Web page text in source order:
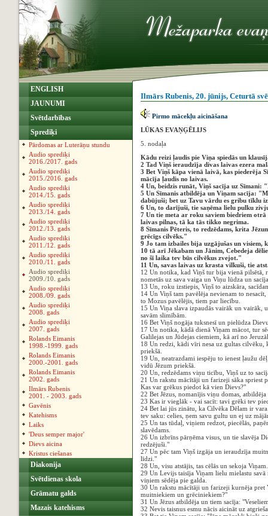
ENGLISH
JAUNUMI
Svētdarbības
Sprediķi
Pārdomas ar Luterāņu stundu
Audio sprediķi
2016./2017. gads
Audio sprediķi
2015./2016. gads
Audio sprediķi
2014./15. gads
Audio sprediķi
2013./14. gads
Audio sprediķi
2012./13. gads
Audio sprediķi
2011./12. gads
Audio sprediķi
2010./11. gads
Audio sprediķi
2009./10. gads
Audio sprediķi
2008./09. gads
Audio sprediķi
2008. gads
Audio sprediķi
2007. gads
Rolands Eimanis
1998.-1999. gads
Rolands Eimanis
2000.-2001. gads
Rolands Eimanis
2002. gads
Ilmārs Rubenis
2001. - 2003. gads
Gavēnis
Katehisms
Laiks
'Deus semper major'
Dievs aicina
Kristus ciešanas
Diakonija
Svētdienas skola
Grāmatu galds
Mazais katehisms
Ilmārs Rubenis, 20. jūnijs, Ceturtā
Pirmo mācekļu aicināšana
LŪKAS EVAŅĢĒLIJS
5. nodaļa
Kādu reizi ļaudis pie Viņa spiedās un
2 Tad Viņš ieraudzīja divas laivas ezera
3 Bet Viņš kāpa vienā laivā, kas piederēja
mācīja ļaudis no laivas.
4 Un, beidzis runāt, Viņš sacīja uz Sīmani:
5 Un Sīmanis atbildēja un Viņam sacīja:
dabūjuši; bet uz Tavu vārdu es gribu tīklu
6 Un, to darījuši, tie saņēma lielu pulku
7 Un tie meta ar roku saviem biedriem
laivas pilnas, tā ka tās tikko negrima.
8 Sīmanis Pēteris, to redzēdams, krita
grēcīgs cilvēks."
9 Jo tam izbailes bija uzgājušas un
10 tā arī Jēkabam un Jānim, Cebedeja
no šī laika tev būs cilvēkus zvejot."
11 Un, savas laivas uz krasta vilkuši, tie
12 Un notika, kad Viņš tur bija vienā pilsētā,
nometās uz sava vaiga un Viņu lūdza un
13 Un, roku izstiepis, Viņš to aizskāra,
14 Un Viņš tam pavēlēja nevienam to
to Mozus pavēlējis, tiem par liecību.
15 Un Viņa slava izpaudās vairāk un vairāk,
savām slimībām.
16 Bet Viņš nogāja tuksnesī un pielūdza
17 Un notika, kādā dienā Viņam mācot, tur
Galilejas un Jūdejas ciemiem, kā arī no
18 Un redzi, kādi vīri nesa uz gultas cilvēku,
priekšā.
19 Un, neatrazdami iespēju to ienest ļaužu
vidū Jēzum priekšā.
20 Un, redzēdams viņu ticību, Viņš uz to
21 Un rakstu mācītāji un farizeji sāka spriest
Kas var grēkus piedot kā vien Dievs?"
22 Bet Jēzus, nomanījis viņu domas,
23 Kas ir vieglāk - vai sacīt: tavi grēki tev
24 Bet lai jūs zinātu, ka Cilvēka Dēlam ir
tev saku: celies, ņem savu gultu un ej uz
25 Un tas tūdaļ, viņiem redzot, piecēlās,
slavēdams.
26 Un izbrīns pārņēma visus, un tie slavēja
redzējuši."
27 Un pēc tam Viņš izgāja un ieraudzīja
līdzi."
28 Un, visu atstājis, tas cēlās un sekoja Viņam.
29 Un Levijs taisīja Viņam lielu mielastu
viņiem sēdēja pie galda.
30 Un rakstu mācītāji un farizeji kurnēja pret
muitniekiem un grēciniekiem?"
31 Un Jēzus atbildēja un tiem sacīja:
32 Nevis taisnus esmu nācis aicināt uz